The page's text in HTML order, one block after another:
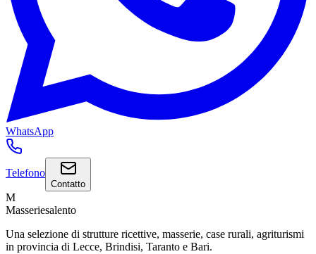
WhatsApp
Telefono
Contatto
M
Masseriesalento
Una selezione di strutture ricettive, masserie, case rurali, agriturismi
in provincia di Lecce, Brindisi, Taranto e Bari.